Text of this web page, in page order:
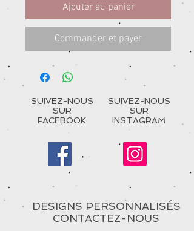
Ajouter au panier
Commander et payer
SUIVEZ-NOUS
SUR
FACEBOOK
SUIVEZ-NOUS
SUR
INSTAGRAM
DESIGNS PERSONNALISÉS
CONTACTEZ-NOUS